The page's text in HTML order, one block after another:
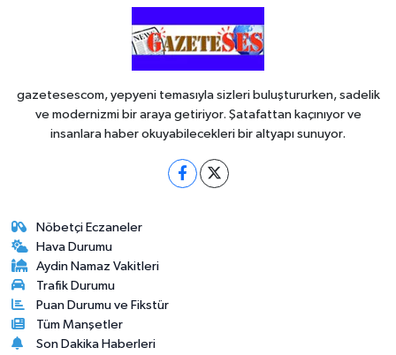
gazetesescom, yepyeni temasıyla sizleri buluştururken, sadelik
ve modernizmi bir araya getiriyor. Şatafattan kaçınıyor ve
insanlara haber okuyabilecekleri bir altyapı sunuyor.
Nöbetçi Eczaneler
Hava Durumu
Aydin Namaz Vakitleri
Trafik Durumu
Puan Durumu ve Fikstür
Tüm Manşetler
Son Dakika Haberleri